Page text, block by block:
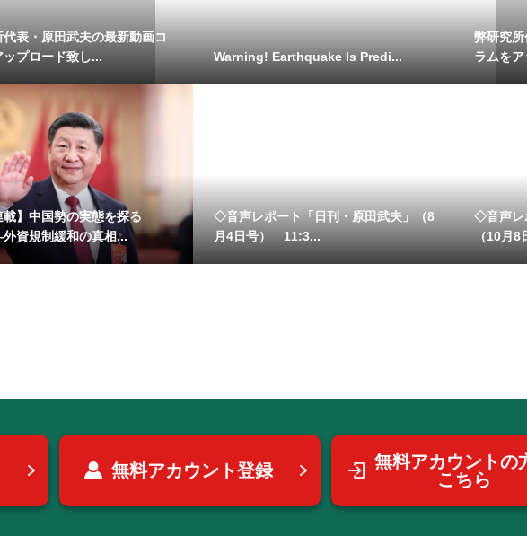
表・原田武夫の最新動画コ
ップロード致し...
Warning! Earthquake Is Predi...
弊研究
ラムを
載】中国勢の実態を探る
外資規制緩和の真相...
◇音声レポート「日刊・原田武夫」（8
月4日号） 11:3...
◇音声レ
（10月8
無料アカウント登録
無料アカウントの
こちら